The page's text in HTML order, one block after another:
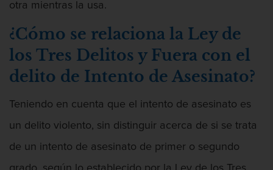
otra mientras la usa.
¿Cómo se relaciona la Ley de
los Tres Delitos y Fuera con el
delito de Intento de Asesinato?
Teniendo en cuenta que el intento de asesinato es
un delito violento, sin distinguir acerca de si se trata
de un intento de asesinato de primer o segundo